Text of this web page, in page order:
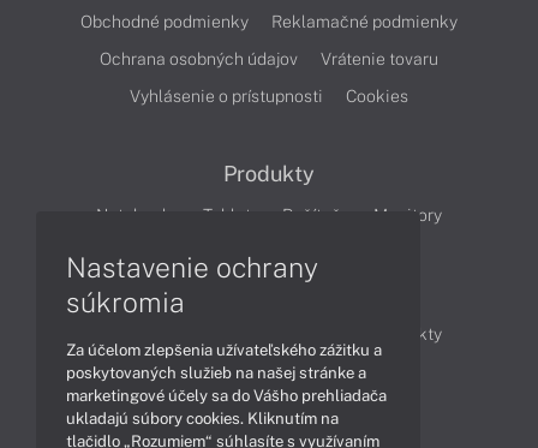
Obchodné podmienky
Reklamačné podmienky
Ochrana osobných údajov
Vrátenie tovaru
Vyhlásenie o prístupnosti
Cookies
Produkty
Notebooky Tablety Počítače Monitory
Produkty
Technológie
Videá
Nastavenie ochrany
súkromia
Za účelom zlepšenia užívateľského zážitku a
poskytovaných služieb na našej stránke a
marketingové účely sa do Vášho prehliadača
ukladajú súbory cookies. Kliknutím na
tlačidlo „Rozumiem“ súhlasíte s využívaním